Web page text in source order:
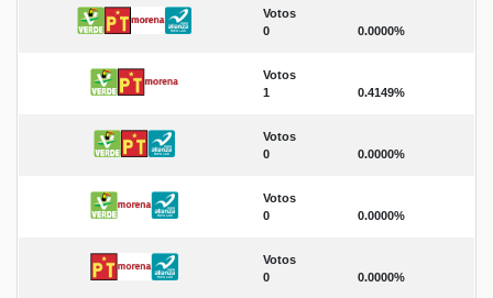
Votos
0
0.0000%
Votos
1
0.4149%
Votos
0
0.0000%
Votos
0
0.0000%
Votos
0
0.0000%